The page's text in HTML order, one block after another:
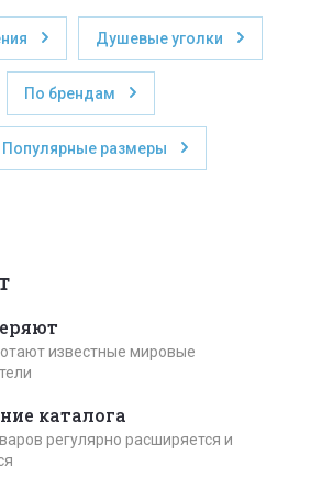
Душевые уголки
По брендам
Популярные размеры
известные мировые
каталога
регулярно расширяется и